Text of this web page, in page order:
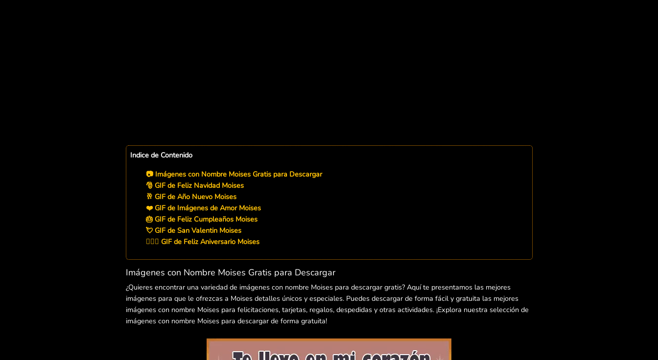
Indice de Contenido
📷 Imágenes con Nombre Moises Gratis para Descargar
🎅 GIF de Feliz Navidad Moises
🥂 GIF de Año Nuevo Moises
❤️ GIF de Imágenes de Amor Moises
🎂 GIF de Feliz Cumpleaños Moises
💘 GIF de San Valentin Moises
👨‍❤️‍👨 GIF de Feliz Aniversario Moises
Imágenes con Nombre Moises Gratis para Descargar
¿Quieres encontrar una variedad de imágenes con nombre Moises para descargar gratis? Aquí te presentamos las mejores
imágenes para que le ofrezcas a Moises detalles únicos y especiales. Puedes descargar de forma fácil y gratuita las mejores
imágenes con nombre Moises para felicitaciones, tarjetas, regalos, despedidas y otras actividades. ¡Explora nuestra selección de
imágenes con nombre Moises para descargar de forma gratuita!